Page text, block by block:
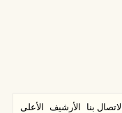
الاتصال بنا الأرشيف الأعلى